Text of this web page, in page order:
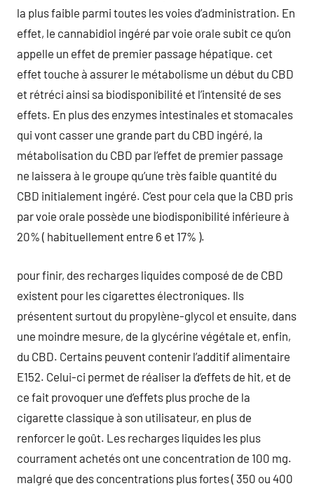
la plus faible parmi toutes les voies d’administration. En
effet, le cannabidiol ingéré par voie orale subit ce qu’on
appelle un effet de premier passage hépatique. cet
effet touche à assurer le métabolisme un début du CBD
et rétréci ainsi sa biodisponibilité et l’intensité de ses
effets. En plus des enzymes intestinales et stomacales
qui vont casser une grande part du CBD ingéré, la
métabolisation du CBD par l’effet de premier passage
ne laissera à le groupe qu’une très faible quantité du
CBD initialement ingéré. C’est pour cela que la CBD pris
par voie orale possède une biodisponibilité inférieure à
20% ( habituellement entre 6 et 17% ).
pour finir, des recharges liquides composé de de CBD
existent pour les cigarettes électroniques. Ils
présentent surtout du propylène-glycol et ensuite, dans
une moindre mesure, de la glycérine végétale et, enfin,
du CBD. Certains peuvent contenir l’additif alimentaire
E152. Celui-ci permet de réaliser la d’effets de hit, et de
ce fait provoquer une d’effets plus proche de la
cigarette classique à son utilisateur, en plus de
renforcer le goût. Les recharges liquides les plus
courrament achetés ont une concentration de 100 mg.
malgré que des concentrations plus fortes ( 350 ou 400